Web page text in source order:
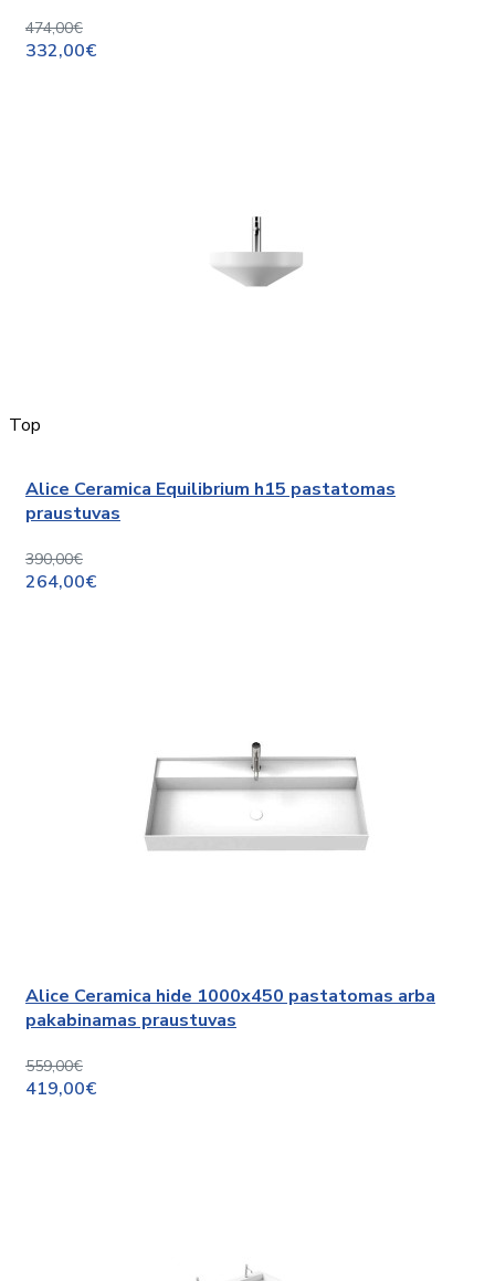
474,00€
332,00€
Top
Alice Ceramica Equilibrium h15 pastatomas
praustuvas
390,00€
264,00€
Alice Ceramica hide 1000x450 pastatomas arba
pakabinamas praustuvas
559,00€
419,00€